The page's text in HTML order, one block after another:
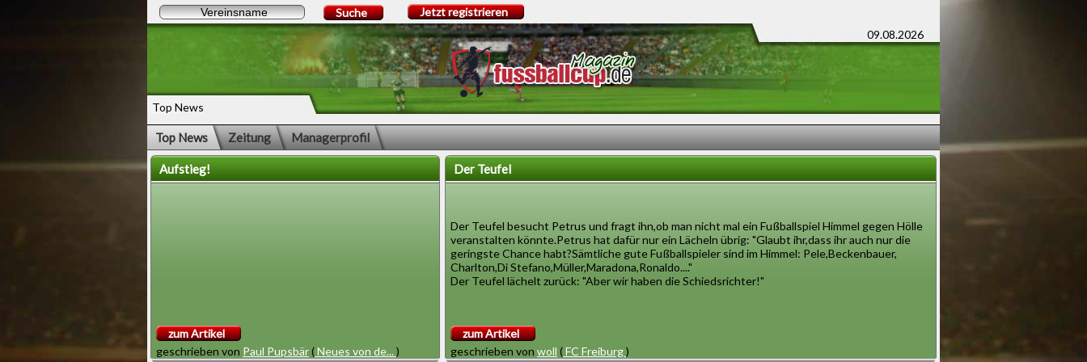
09.08.2026
Top News
Suche Jetzt registrieren
Top News Zeitung Managerprofil
Aufstieg!
zum Artikel
geschrieben von Paul Pupsbär(Neues von de... )
Der Teufel
Der Teufel besucht Petrus und fragt ihn,ob man nicht mal ein Fußballspiel Himmel gegen Hölle
veranstalten könnte.Petrus hat dafür nur ein Lächeln übrig: "Glaubt ihr,dass ihr auch nur die
geringste Chance habt?Sämtliche gute Fußballspieler sind im Himmel: Pele,Beckenbauer,
Charlton,Di Stefano,Müller,Maradona,Ronaldo...."
Der Teufel lächelt zurück: "Aber wir haben die Schiedsrichter!"
zum Artikel
geschrieben von woll (FC Freiburg)